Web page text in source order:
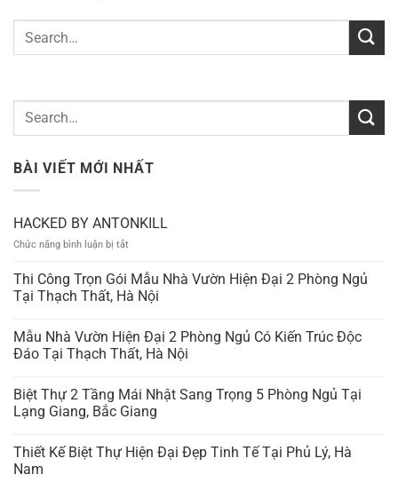
BÀI VIẾT MỚI NHẤT
HACKED BY ANTONKILL
Chức năng bình luận bị tắt
BY
ANTONKILL
Thi Công Trọn Gói Mẫu Nhà Vườn Hiện Đại 2 Phòng Ngủ
Tại Thạch Thất, Hà Nội
Mẫu Nhà Vườn Hiện Đại 2 Phòng Ngủ Có Kiến Trúc Độc
Đáo Tại Thạch Thất, Hà Nội
Biệt Thự 2 Tầng Mái Nhật Sang Trọng 5 Phòng Ngủ Tại
Lạng Giang, Bắc Giang
Thiết Kế Biệt Thự Hiện Đại Đẹp Tinh Tế Tại Phủ Lý, Hà
Nam